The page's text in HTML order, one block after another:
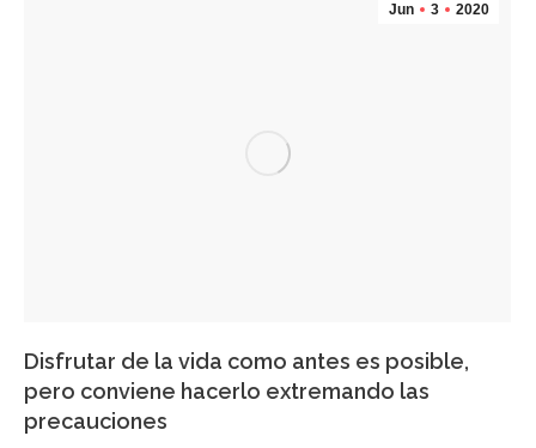
Jun 3 2020
Disfrutar de la vida como antes es posible,
pero conviene hacerlo extremando las
precauciones